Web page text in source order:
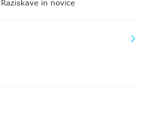
Raziskave in novice